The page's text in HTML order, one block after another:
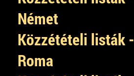
Német
Közzétételi listák -
Roma